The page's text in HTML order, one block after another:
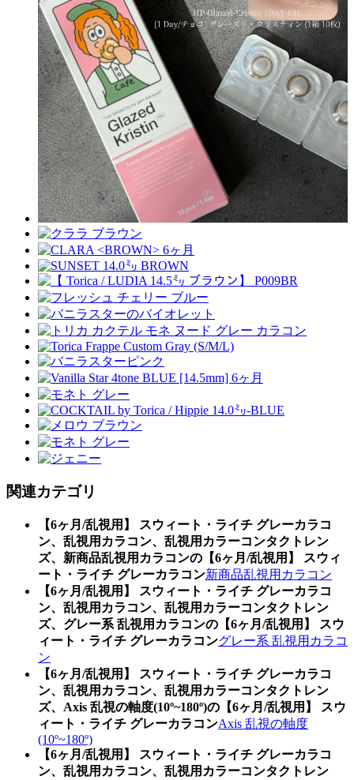
関連カテゴリ
【6ヶ月/乱視用】 スウィート・ライチ グレーカラコ
ン、乱視用カラコン、乱視用カラーコンタクトレン
ズ、新商品乱視用カラコンの【6ヶ月/乱視用】 スウィ
ート・ライチ グレーカラコン新商品乱視用カラコン
【6ヶ月/乱視用】 スウィート・ライチ グレーカラコ
ン、乱視用カラコン、乱視用カラーコンタクトレン
ズ、グレー系 乱視用カラコンの【6ヶ月/乱視用】 スウ
ィート・ライチ グレーカラコングレー系 乱視用カラコ
ン
【6ヶ月/乱視用】 スウィート・ライチ グレーカラコ
ン、乱視用カラコン、乱視用カラーコンタクトレン
ズ、Axis 乱視の軸度(10º~180º)の【6ヶ月/乱視用】 スウ
ィート・ライチ グレーカラコンAxis 乱視の軸度
(10º~180º)
【6ヶ月/乱視用】 スウィート・ライチ グレーカラコ
ン、乱視用カラコン、乱視用カラーコンタクトレン